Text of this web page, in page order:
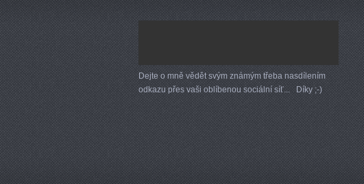
Dejte o mně vědět svým známým třeba nasdílením
odkazu přes vaši oblíbenou sociální síť... Díky ;-)